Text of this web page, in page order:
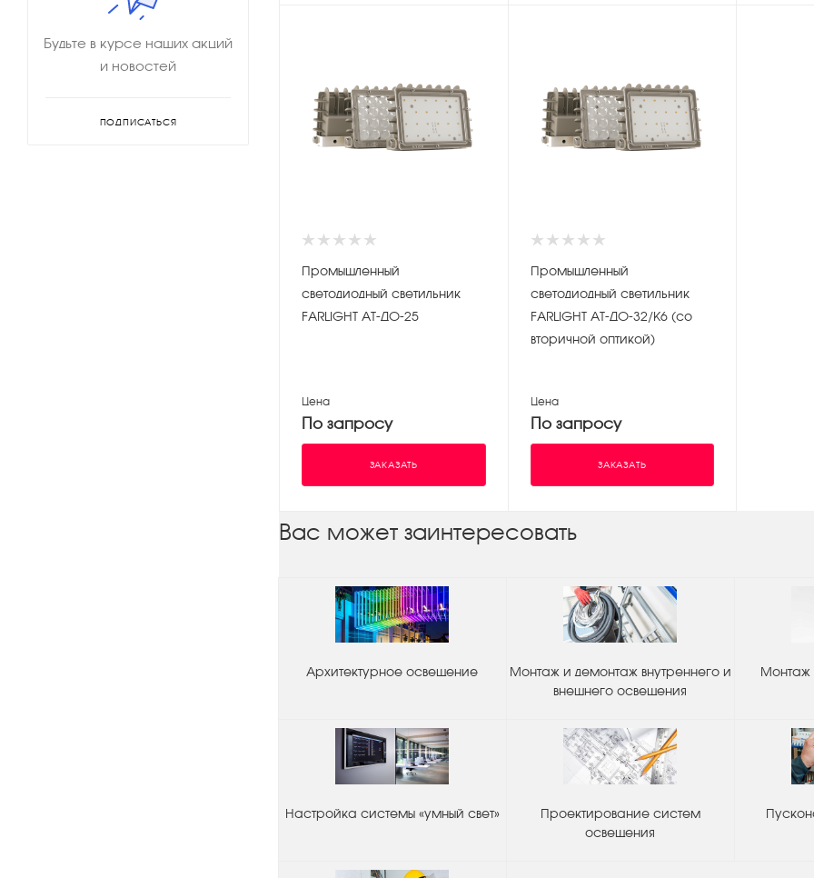
Промышленный
светодиодный светильник
FARLIGHT АТ-ДО-25
Цена
По запросу
ЗАКАЗАТЬ
Промышленный
светодиодный светильник
FARLIGHT АТ-ДО-32/К6 (со
вторичной оптикой)
Цена
По запросу
ЗАКАЗАТЬ
Вас может заинтересовать
Архитектурное освещение
Монтаж и демонтаж внутреннего и
внешнего освещения
Монтаж
Настройка системы «умный свет»
Проектирование систем
освещения
Будьте в курсе наших акций
и новостей
ПОДПИСАТЬСЯ